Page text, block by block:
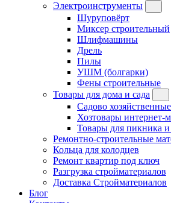
Электроинструменты
Шуруповёрт
Миксер строительный
Шлифмашины
Дрель
Пилы
УШМ (болгарки)
Фены строительные
Товары для дома и сада
Садово
Хозтовары интернет-
Товары для пикника
Ремонтно-строительные
Кольца для колодцев
Ремонт квартир под ключ
Разгрузка стройматериалов
Доставка Стройматериалов
Блог